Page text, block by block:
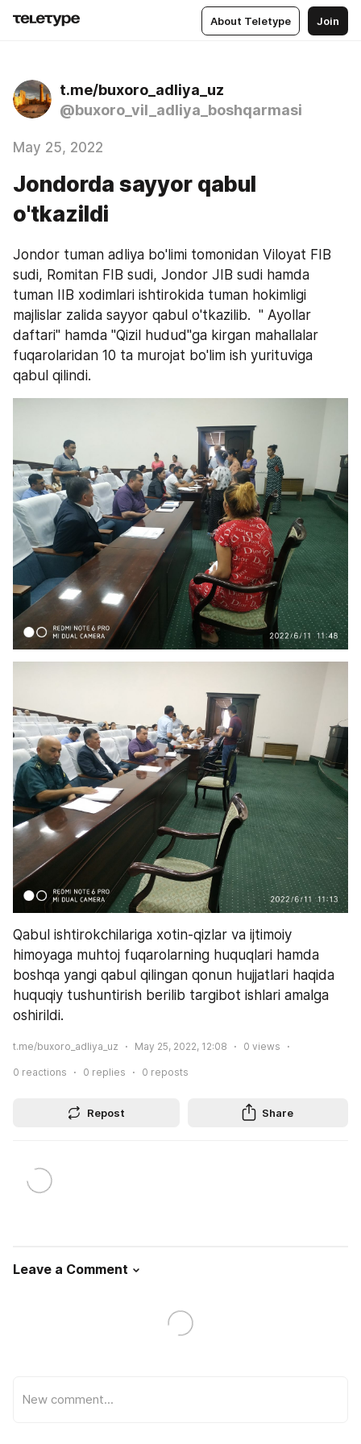
About Teletype Join
t.me/buxoro_adliya_uz
@buxoro_vil_adliya_boshqarmasi
May 25, 2022
Jondorda sayyor qabul
o'tkazildi
Jondor tuman adliya bo'limi tomonidan Viloyat FIB
sudi, Romitan FIB sudi, Jondor JIB sudi hamda
tuman IIB xodimlari ishtirokida tuman hokimligi
majlislar zalida sayyor qabul o'tkazilib.  " Ayollar
daftari" hamda "Qizil hudud"ga kirgan mahallalar
fuqarolaridan 10 ta murojat bo'lim ish yurituviga
qabul qilindi.
Qabul ishtirokchilariga xotin-qizlar va ijtimoiy
himoyaga muhtoj fuqarolarning huquqlari hamda
boshqa yangi qabul qilingan qonun hujjatlari haqida
huquqiy tushuntirish berilib targibot ishlari amalga
oshirildi.
t.me/buxoro_adliya_uz May 25, 2022, 12:08 0 views
0 reactions 0 replies 0 reposts
Repost Share
Leave a Comment